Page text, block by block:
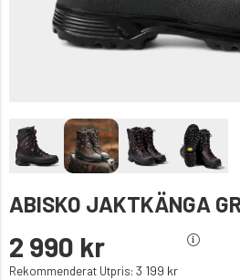
ABISKO JAKTKÄNGA
2 990 kr
Rekommenderat Utpris: 3 199 kr